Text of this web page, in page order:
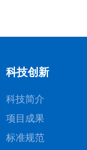
科技创新
科技简介
项目成果
标准规范